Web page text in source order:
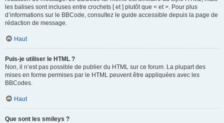
les balises sont incluses entre crochets [ et ] plutôt que < et >. Pour plus
d’informations sur le BBCode, consultez le guide accessible depuis la page de
rédaction de message.
Haut
Puis-je utiliser le HTML ?
Non, il n’est pas possible de publier du HTML sur ce forum. La plupart des
mises en forme permises par le HTML peuvent être appliquées avec les
BBCodes.
Haut
Que sont les smileys ?